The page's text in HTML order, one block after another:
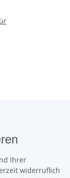
Ihrer
widerruflich